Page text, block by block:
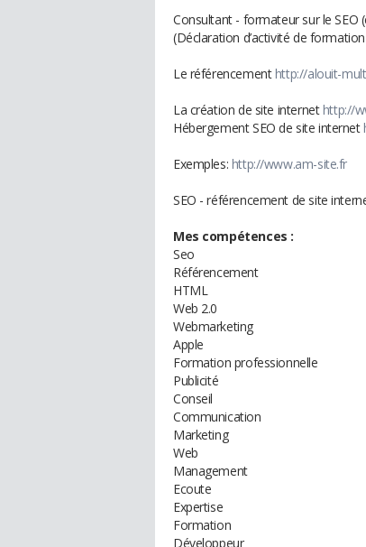
Consultant - formateur sur le SEO
(Déclaration d’activité de
Le référencementhttp://alouit-
La création de site internethttp://
Hébergement SEO de site internet
Exemples: http://www.am-site.fr
SEO - référencement de site
Mes compétences :
Seo
Référencement
HTML
Web 2.0
Webmarketing
Apple
Formation professionnelle
Publicité
Conseil
Communication
Marketing
Web
Management
Ecoute
Expertise
Formation
Développeur